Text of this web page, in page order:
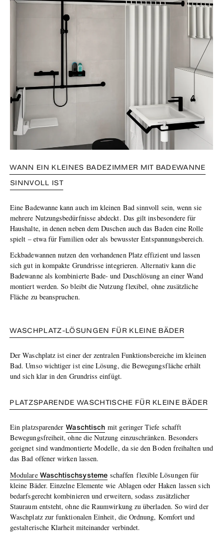
WANN EIN KLEINES BADEZIMMER MIT BADEWANNE
SINNVOLL IST
Eine Badewanne kann auch im kleinen Bad sinnvoll sein, wenn sie
mehrere Nutzungsbedürfnisse abdeckt. Das gilt insbesondere für
Haushalte, in denen neben dem Duschen auch das Baden eine Rolle
spielt – etwa für Familien oder als bewusster Entspannungsbereich.
Eckbadewannen nutzen den vorhandenen Platz effizient und lassen
sich gut in kompakte Grundrisse integrieren. Alternativ kann die
Badewanne als kombinierte Bade- und Duschlösung an einer Wand
montiert werden. So bleibt die Nutzung flexibel, ohne zusätzliche
Fläche zu beanspruchen.
WASCHPLATZ-LÖSUNGEN FÜR KLEINE BÄDER
Der Waschplatz ist einer der zentralen Funktionsbereiche im kleinen
Bad. Umso wichtiger ist eine Lösung, die Bewegungsfläche erhält
und sich klar in den Grundriss einfügt.
PLATZSPARENDE WASCHTISCHE FÜR KLEINE BÄDER
Ein platzsparenderWaschtisch mit geringer Tiefe schafft
Bewegungsfreiheit, ohne die Nutzung einzuschränken. Besonders
geeignet sind wandmontierte Modelle, da sie den Boden freihalten und
das Bad offener wirken lassen.
Modulare Waschtischsysteme schaffen flexible Lösungen für
kleine Bäder. Einzelne Elementewie Ablagen oder Haken lassen sich
bedarfsgerecht kombinieren und erweitern, sodass zusätzlicher
Stauraum entsteht, ohne die Raumwirkung zu überladen. So wird der
Waschplatz zur funktionalen Einheit, die Ordnung, Komfort und
gestalterische Klarheit miteinander verbindet.